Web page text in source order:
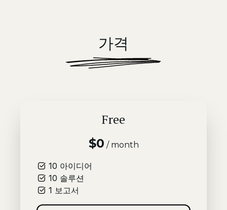
가격
Free
$0 / month
10 아이디어
10 솔루션
1 보고서